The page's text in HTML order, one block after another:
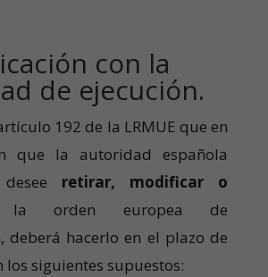
con la
de ejecución.
192 de la LRMUE que en
que la autoridad española
retirar, modificar o
orden europea de
deberá hacerlo en el plazo de
los siguientes supuestos: